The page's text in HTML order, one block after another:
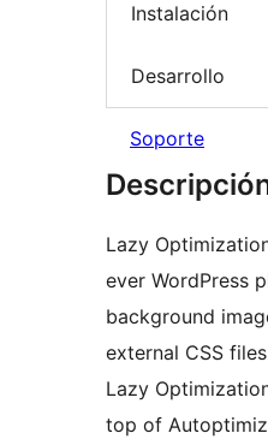
Instalación
Desarrollo
Soporte
Lazy
ever WordPress
background
external CSS
Lazy
top of